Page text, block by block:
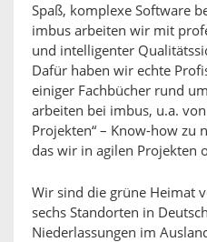
Spaß, komplexe Software
imbus arbeiten wir mit
und intelligenter
Dafür haben wir echte
einiger Fachbücher rund
arbeiten bei imbus, u.a.
Projekten“ – Know-how zu
das wir in agilen Projekten
Wir sind die grüne Heimat
sechs Standorten in
Niederlassungen im